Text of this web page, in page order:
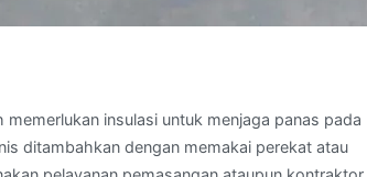
insulasi untuk menjaga panas pada
ditambahkan dengan memakai perekat atau